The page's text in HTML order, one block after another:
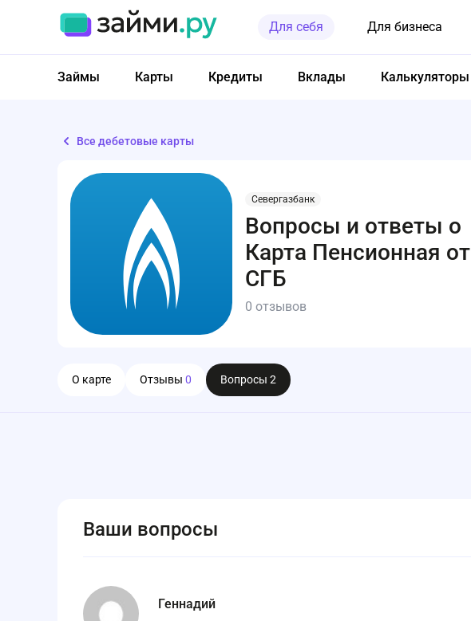
Для себя Для бизнеса
Займы Карты Кредиты Вклады Калькуляторы
Все дебетовые карты
Севергазбанк
Вопросы и ответы о
Карта Пенсионная от
СГБ
0 отзывов
О карте Отзывы 0 Вопросы 2
Ваши вопросы
Геннадий